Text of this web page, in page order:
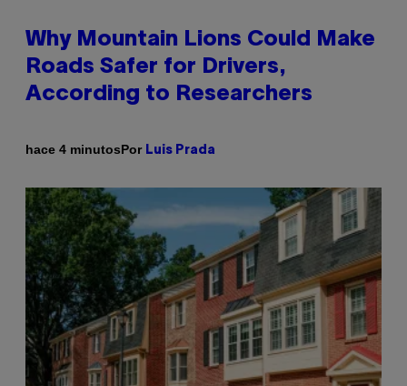
Why Mountain Lions Could Make
Roads Safer for Drivers,
According to Researchers
hace 4 minutosPor Luis Prada